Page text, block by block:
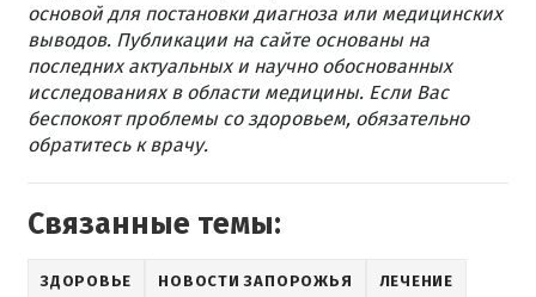
основой для постановки диагноза или медицинских
выводов. Публикации на сайте основаны на
последних актуальных и научно обоснованных
исследованиях в области медицины. Если Вас
беспокоят проблемы со здоровьем, обязательно
обратитесь к врачу.
Связанные темы:
ЗДОРОВЬЕ НОВОСТИ ЗАПОРОЖЬЯ ЛЕЧЕНИЕ